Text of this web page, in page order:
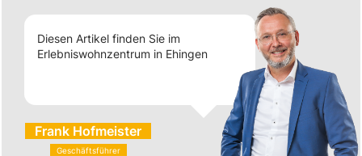
Diesen Artikel finden Sie im
Erlebniswohnzentrum in Ehingen
Frank Hofmeister
Geschäftsführer